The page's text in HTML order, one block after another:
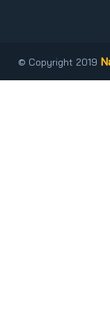
© Copyright 2019